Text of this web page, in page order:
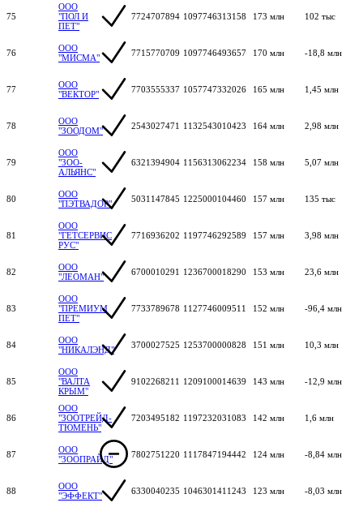
75
ООО
"ПОЛ И
ПЕТ"
7724707894 1097746313158 173 млн 102 тыс
76
ООО
"МИСМА"
7715770709 1097746493657 170 млн -18,8 млн
77
ООО
"ВЕКТОР"
7703555337 1057747332026 165 млн 1,45 млн
78
ООО
"ЗООДОМ"
2543027471 1132543010423 164 млн 2,98 млн
79
ООО
"ЗОО-
АЛЬЯНС"
6321394904 1156313062234 158 млн 5,07 млн
80
ООО
"ПЭТВАДОР"
5031147845 1225000104460 157 млн 135 тыс
81
ООО
"ГЕТСЕРВИС
РУС"
7716936202 1197746292589 157 млн 3,98 млн
82
ООО
"ЛЕОМАН"
6700010291 1236700018290 153 млн 23,6 млн
83
ООО
"ПРЕМИУМ
ПЕТ"
7733789678 1127746009511 152 млн -96,4 млн
84
ООО
"НИКАЛЭНД"
3700027525 1253700000828 151 млн 10,3 млн
85
ООО
"ВАЛТА
КРЫМ"
9102268211 1209100014639 143 млн -12,9 млн
86
ООО
"ЗООТРЕЙД-
ТЮМЕНЬ"
7203495182 1197232031083 142 млн 1,6 млн
87
ООО
"ЗООПРАЙД"
7802751220 1117847194442 124 млн -8,84 млн
88
ООО
"ЭФФЕКТ"
6330040235 1046301411243 123 млн -8,03 млн